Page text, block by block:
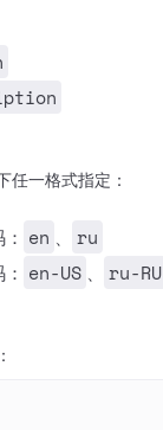
任一格式指定：
en 、 ru
en-US 、 ru-RU